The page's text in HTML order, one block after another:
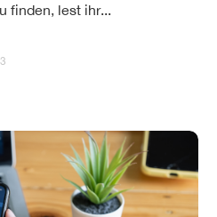
finden, lest ihr...